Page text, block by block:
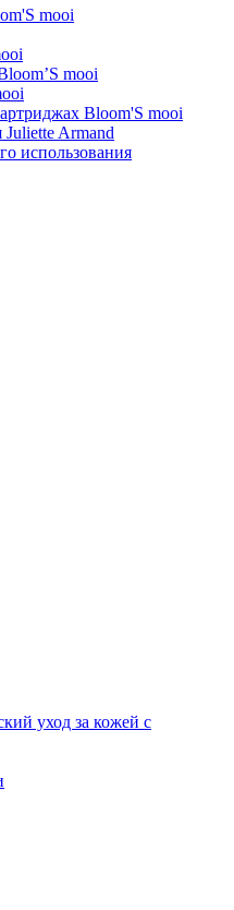
mooi
mooi
Bloom'S mooi
Juliette Armand
использования
уход за кожей с